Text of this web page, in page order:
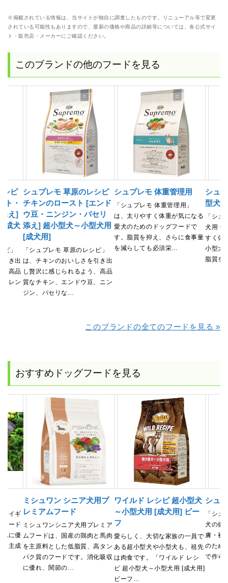
※掲載されている情報は、当サイトが独自に調査したものです。リニューアル等で変更
されている可能性もありますので、最新の価格や商品の詳細等については、各公式サイ
ト・販売店・メーカーにご確認ください。
このブランドの他のフードを見る
シピ
ト・
え]
[成犬
」
き出
、高品
レン
シュプレモ 草原のレシピ
チキンのロースト [エンド
ウ豆・ニンジン・パセリ
添え] 超小型犬～小型犬用
[成犬用]
「シュプレモ 草原のレシピ」
は、チキンのおいしさを引き出
し贅沢に感じられるよう、高品
質なチキン、エンドウ豆、ニン
ジン、パセリな…
シュプレモ 体重管理用
「シュプレモ 体重管理用」
は、太りやすく体重が気になる
愛犬のためのドッグフードで
す。脂質を抑え、さらに食事量
を減らしても必須栄…
シュ
型犬
「シ
犬用 体
すく体
小型犬
脂質を
このブランドの全てのフードを見る »
おすすめドッグフードを見る
、イギ
ード
化に優
。主成
ミシュワン シニア犬用プ
レミアムフード
ミシュワンシニア犬用プレミア
ムフードは、国産の鶏肉と馬肉
を主原料とした低脂質、高タン
パク質のフードです。消化吸収
に優れ、関節の…
ワイルド レシピ 超小型犬
～小型犬用 [成犬用] ビー
フ
愛らしく、大切な家族の一員で
ある超小型犬や小型犬も、祖先
は肉食です。「ワイルド レシ
ピ 超小型犬～小型犬用 [成犬用]
ビーフ…
シュ
「シ
犬の健
膚・被
のため
で作ら